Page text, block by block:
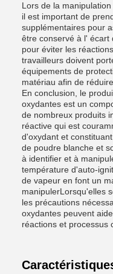
Lors de la
il est important de
supplémentaires pour
être conservé à l' écart
pour éviter les
travailleurs doivent
équipements de
matériau afin de
En conclusion, le
oxydantes est un
de nombreux produits
réactive qui est
d'oxydant et
de poudre blanche et
à identifier et à
température d'auto-
de vapeur en font un
manipulerLorsqu'elles
les précautions
oxydantes peuvent
réactions et processus